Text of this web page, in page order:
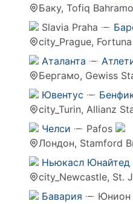
Баку, Tofiq
Slavia Praha
city_Prague,
Аталанта
Бергамо, Gewiss
Ювентус
city_Turin, Allianz
Челси
Pafos
Лондон, Stamford
Ньюкасл Юнайтед
city_Newcastle, St.
Бавария
Юнион